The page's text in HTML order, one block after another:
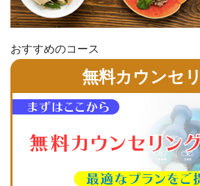
おすすめのコース
無料カウンセ